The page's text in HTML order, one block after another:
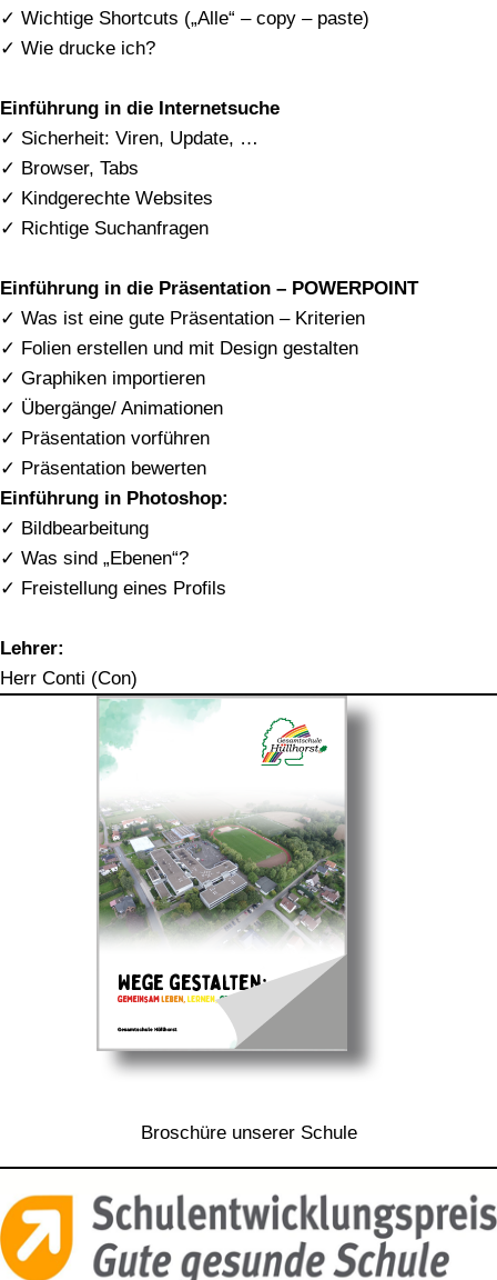
✓ Wichtige Shortcuts („Alle“ – copy – paste)
✓ Wie drucke ich?
Einführung in die Internetsuche
✓ Sicherheit: Viren, Update, …
✓ Browser, Tabs
✓ Kindgerechte Websites
✓ Richtige Suchanfragen
Einführung in die Präsentation – POWERPOINT
✓ Was ist eine gute Präsentation – Kriterien
✓ Folien erstellen und mit Design gestalten
✓ Graphiken importieren
✓ Übergänge/ Animationen
✓ Präsentation vorführen
✓ Präsentation bewerten
Einführung in Photoshop:
✓ Bildbearbeitung
✓ Was sind „Ebenen“?
✓ Freistellung eines Profils
Lehrer:
Herr Conti (Con)
Broschüre unserer Schule